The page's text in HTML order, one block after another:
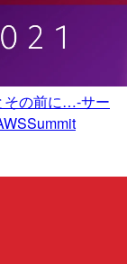
その前に…-サー